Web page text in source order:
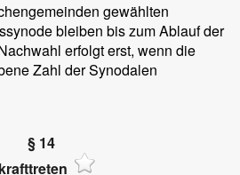
gewählten
bleiben bis zum Ablauf der
erfolgt erst, wenn die
Zahl der Synodalen
§ 14